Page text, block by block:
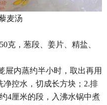
麦汤
克，葱段、姜片、精盐、
屉内蒸约半小时，取出再用
控水，切成长方块；2.排
4厘米的段，入沸水锅中煮